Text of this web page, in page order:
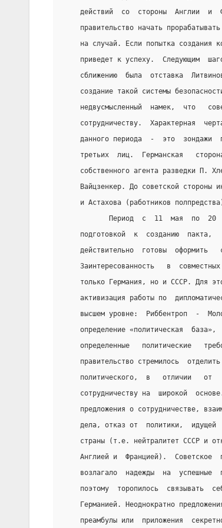
действий  со  стороны  Англии  и
правительство начать
на случай. Если попытка создания
приведет к успеху.  Следующим
сближению  была  отставка
создание такой системы
недвусмысленный  намек,  что
сотрудничеству.  Характерная
данного периода  -  это  зондажи
третьих  лиц.  Германская
собственного агента разведки П.
Вайцзенкер. До советской стороны
и Астахова (работников
Период  с  11  мая  по  20
подготовкой  к  созданию  пакта,
действительно  готовы  оформить
Заинтересованность   в
только Германия, но и СССР. Для
активизация работы по
высшем уровне:  Риббентроп  -
определение «политическая  база»,
определенные   политические
правительство стремилось
политического,  в   отличии   от
сотрудничеству на  широкой
предложения о сотрудничестве,
дела, отказ от  политики,  идущей
страны (т.е. нейтралитет СССР и
Англией и  Францией).  Советское
возлагало  надежды  на  успешные
поэтому  торопилось  связывать
Германией. Неоднократно
преамбулы или  приложения